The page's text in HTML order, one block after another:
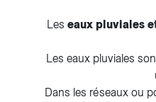
Les eaux pluviales
Les eaux pluviales
Dans les réseaux ou